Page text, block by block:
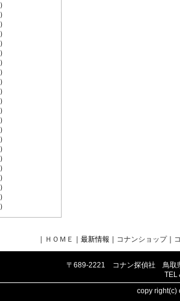
ＨＯＭＥ ｜最新情報 コナンショップ｜
〒689-2221 コナン探偵社 鳥取
TEL
copy right(c)